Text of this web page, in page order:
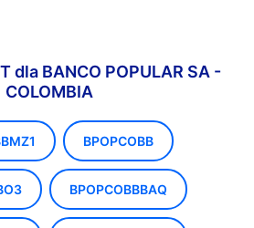
dla BANCO POPULAR SA -
COLOMBIA
BPOPCOBB
BPOPCOBBBAQ